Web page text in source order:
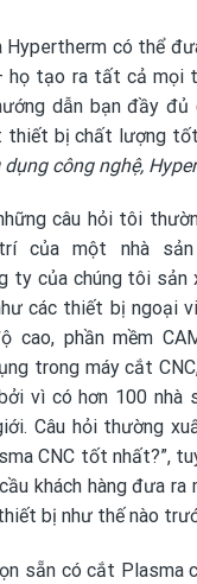
Hypertherm có thể
họ tạo ra tất cả mọi
dẫn bạn đầy
thiết bị chất lượng
công nghệ,
câu hỏi tôi
của một nhà
ty của chúng tôi sản
các thiết bị ngoại
cao, phần mềm
trong máy cắt
vì có hơn 100 nhà
Câu hỏi thường
CNC tốt nhất?”,
khách hàng đưa
bị như thế nào
sẵn có cắt Plasma